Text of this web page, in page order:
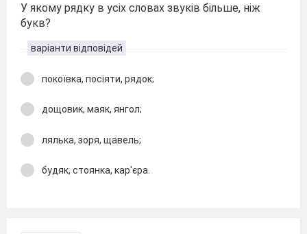
У якому рядку в усіх словах звуків більше, ніж
букв?
варіанти відповідей
покоївка, посіяти, рядок;
дощовик, маяк, янгол;
лялька, зоря, щавель;
будяк, стоянка, кар'єра.